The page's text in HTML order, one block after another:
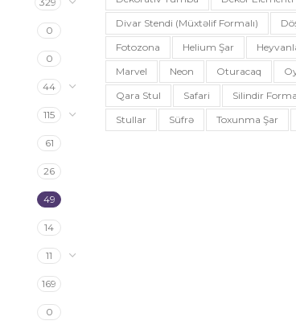
0
0
44
115
61
26
49
14
11
169
0
Divar Stendi (müxtəlif Formalı)
Fotozona
Helium Şar
Marvel
Neon Oturacaq
Qara Stul
Safari Silindir
Stullar
Süfrə Toxunma Şar